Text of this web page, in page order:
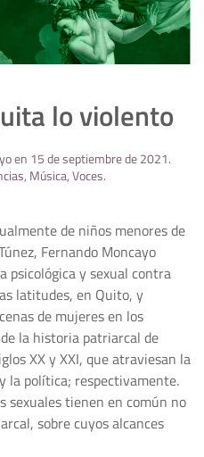
lo violento
en 15 de septiembre de 2021.
, Música,Voces.
de niños menores de
Fernando Moncayo
psicológica y sexual contra
latitudes, en Quito, y
de mujeres en los
la historia patriarcal de
XX y XXI, que atraviesan la
la política; respectivamente.
sexuales tienen en común no
sobre cuyos alcances